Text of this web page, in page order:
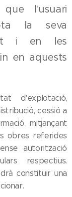
l'usuari
la seva
i en les
en aquests
d'explotació,
cessió a
mitjançant
obres referides
autorització
respectius.
constituir una